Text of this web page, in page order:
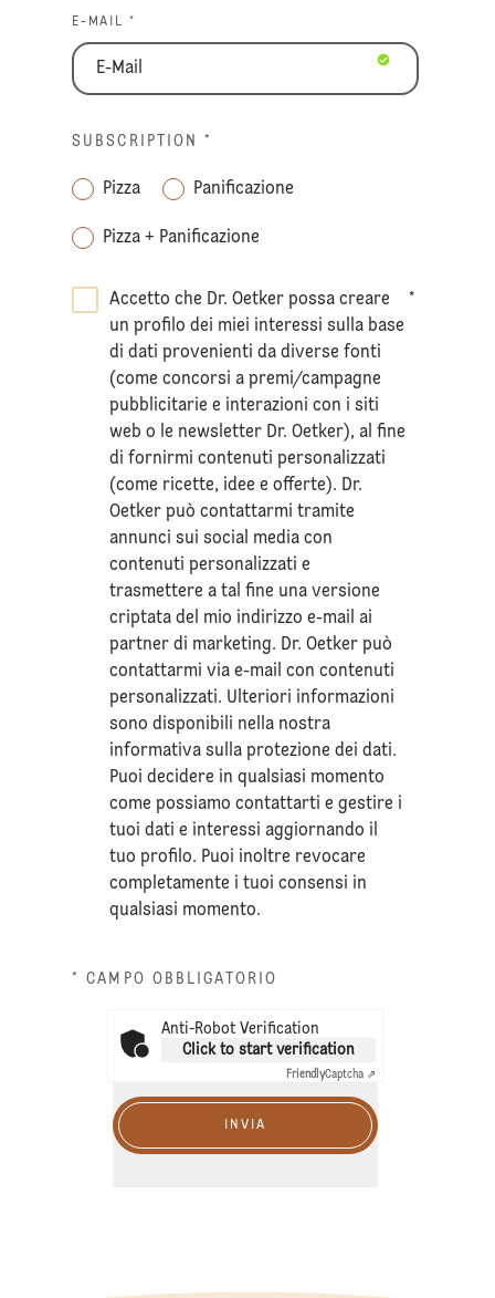
E-MAIL *
SUBSCRIPTION *
Pizza Panificazione
Pizza + Panificazione
Accetto che Dr. Oetker possa creare
un profilo dei miei interessi sulla base
di dati provenienti da diverse fonti
(come concorsi a premi/campagne
pubblicitarie e interazioni con i siti
web o le newsletter Dr. Oetker), al fine
di fornirmi contenuti personalizzati
(come ricette, idee e offerte). Dr.
Oetker può contattarmi tramite
annunci sui social media con
contenuti personalizzati e
trasmettere a tal fine una versione
criptata del mio indirizzo e-mail ai
partner di marketing. Dr. Oetker può
contattarmi via e-mail con contenuti
personalizzati. Ulteriori informazioni
sono disponibili nella nostra
informativa sullaprotezione dei dati.
Puoi decidere in qualsiasi momento
come possiamo contattarti e gestire i
tuoi dati e interessi aggiornando il
tuo profilo. Puoi inoltre revocare
completamente i tuoi consensi in
qualsiasi momento.
*
* CAMPO OBBLIGATORIO
Anti-Robot Verification
Click to start verification
FriendlyCaptcha ⇗
INVIA